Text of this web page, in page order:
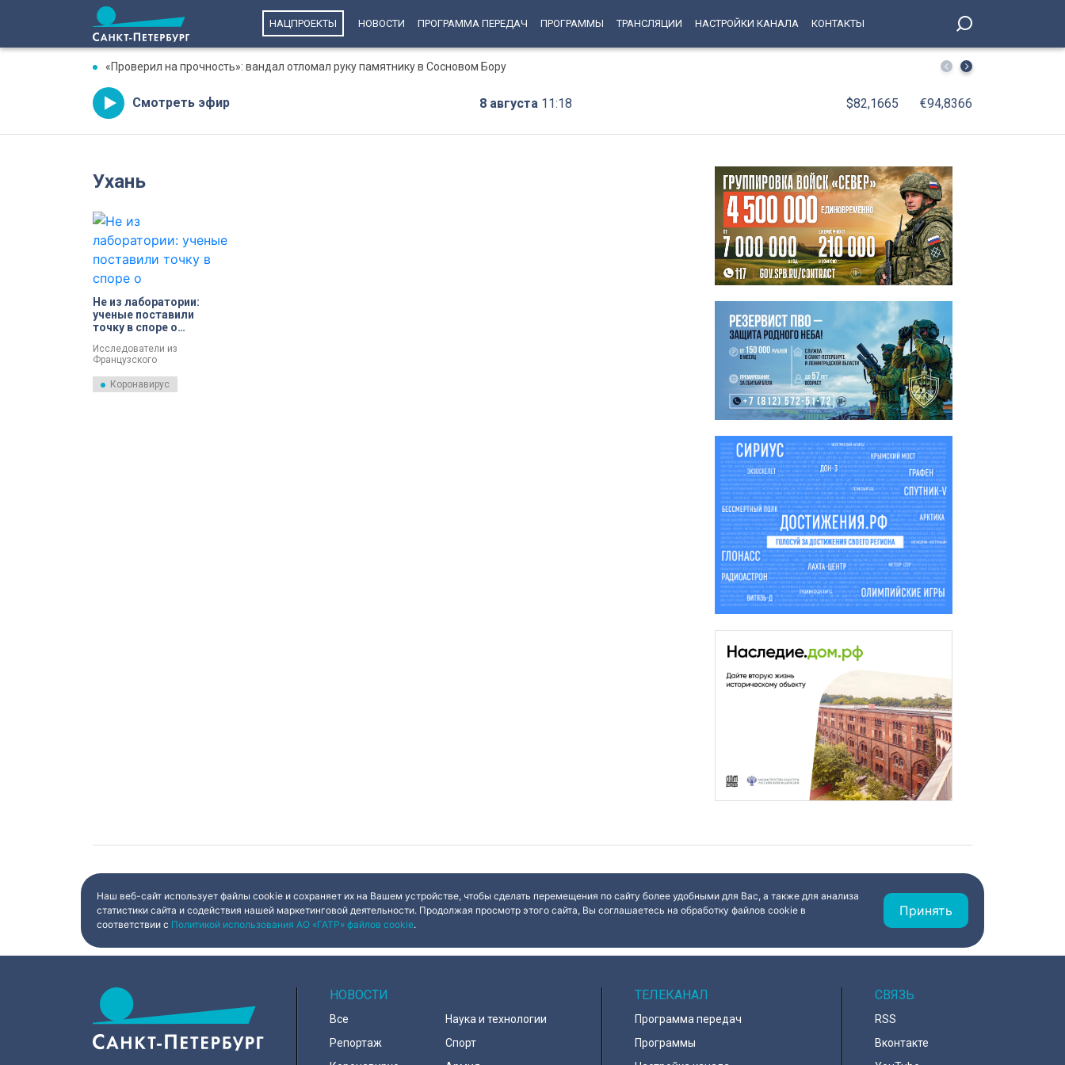
НАЦПРОЕКТЫ НОВОСТИ ПРОГРАММА ПЕРЕДАЧ ПРОГРАММЫ ТРАНСЛЯЦИИ НАСТРОЙКИ КАНАЛА КОНТАКТЫ
«Проверил на прочность»: вандал отломал руку памятнику в Сосновом Бору Метро: от «Адмиралтейской» до «Комендантского
Смотреть эфир 8 августа 11:18 $82,1665 €94,8366
Ухань
Не из лаборатории:
ученые поставили
точку в споре о
Исследователи из
Французского
научных исследований
Института исследований
Коронавирус
Наш веб-сайт использует файлы cookie и сохраняет их на Вашем устройстве, чтобы сделать перемещения по сайту более удобными для Вас, а также для анализа
статистики сайта и содействия нашей маркетинговой деятельности. Продолжая просмотр этого сайта, Вы соглашаетесь на обработку файлов cookie в
соответствии с Политикой использования АО «ГАТР» файлов cookie.
Принять
НОВОСТИ
Все
Репортаж
Наука и технологии
Спорт
ТЕЛЕКАНАЛ
Программа передач
Программы
СВЯЗЬ
RSS
Вконтакте